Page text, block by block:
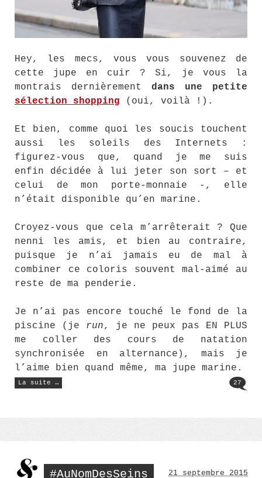
Hey, les mecs, vous vous souvenez de
cette jupe en cuir ? Si, je vous la
montrais dernièrement dans une petite
sélection shopping (oui, voilà !).
Et bien, comme quoi les soucis touchent
aussi les soleils des Internets :
figurez-vous que, quand je me suis
enfin décidée à lui jeter son sort – et
celui de mon porte-monnaie -, elle
n’était disponible qu’en marine.
Croyez-vous que cela m’arrêterait ? Que
nenni les amis, et bien au contraire,
puisque je n’ai jamais eu de mal à
combiner ce coloris souvent mal-aimé au
reste de ma penderie.
Je n’ai pas encore touché le fond de la
piscine (je run, je ne peux pas EN PLUS
me coller des cours de natation
synchronisée en alternance), mais je
l’aime bien quand même, ma jupe marine.
La suite …
« Comment
porter
27
#AuNomDesSeins 21 septembre 2015